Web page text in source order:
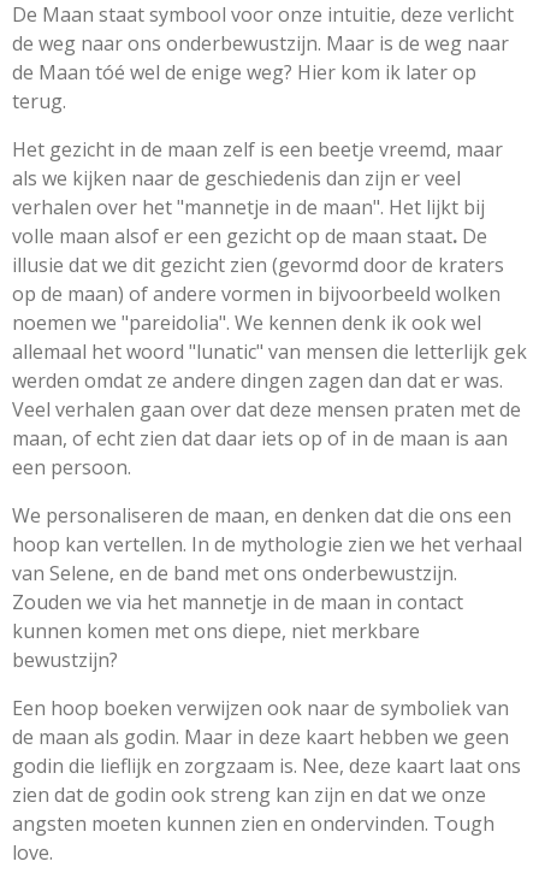
De Maan staat symbool voor onze intuitie, deze verlicht
de weg naar ons onderbewustzijn. Maar is de weg naar
de Maan tóé wel de enige weg? Hier kom ik later op
terug.
Het gezicht in de maan zelf is een beetje vreemd, maar
als we kijken naar de geschiedenis dan zijn er veel
verhalen over het "mannetje in de maan". Het lijkt bij
volle maan alsof er een gezicht op de maan staat. De
illusie dat we dit gezicht zien (gevormd door de kraters
op de maan) of andere vormen in bijvoorbeeld wolken
noemen we "pareidolia". We kennen denk ik ook wel
allemaal het woord "lunatic" van mensen die letterlijk gek
werden omdat ze andere dingen zagen dan dat er was.
Veel verhalen gaan over dat deze mensen praten met de
maan, of echt zien dat daar iets op of in de maan is aan
een persoon.
We personaliseren de maan, en denken dat die ons een
hoop kan vertellen. In de mythologie zien we het verhaal
van Selene, en de band met ons onderbewustzijn.
Zouden we via het mannetje in de maan in contact
kunnen komen met ons diepe, niet merkbare
bewustzijn?
Een hoop boeken verwijzen ook naar de symboliek van
de maan als godin. Maar in deze kaart hebben we geen
godin die lieflijk en zorgzaam is. Nee, deze kaart laat ons
zien dat de godin ook streng kan zijn en dat we onze
angsten moeten kunnen zien en ondervinden. Tough
love.